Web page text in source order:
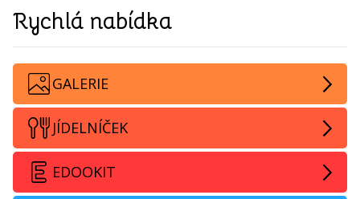
Rychlá nabídka
GALERIE
JÍDELNÍČEK
EDOOKIT